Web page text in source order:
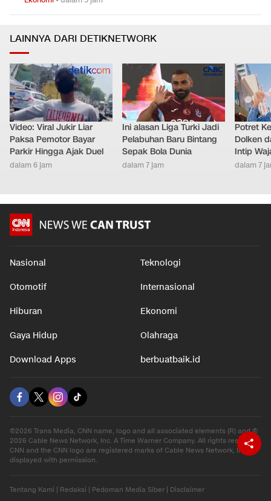
LAINNYA DARI DETIKNETWORK
Video: Viral Jukir Liar
Paksa Pemotor Bayar
Parkir Hingga Ajak Duel
dalam 6 jam
Ini alasan Liga Turki Jadi
Pelabuhan Baru Bintang
Sepak Bola Dunia
dalam 7 jam
Potret
Dolken
Intip
dalam 7
Nasional Teknologi
Otomotif Internasional
Hiburan Ekonomi
Gaya Hidup Olahraga
Download Apps berbuatbaik.id
©2026 Trans Media, CNN name, logo and all associated elements (R) and ©
2026 Cable News Network, Inc. A Time Warner Company. All rights reserved.
CNN and the CNN logo are registered marks of Cable News Network, Inc.,
displayed with permission.
Tentang Kami Redaksi Pedoman Media Siber Disclaimer